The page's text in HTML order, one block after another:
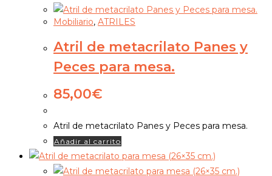
Mobiliario, ATRILES
Atril de metacrilato Panes y
Peces para mesa.
85,00€
Atril de metacrilato Panes y Peces para mesa.
Añadir al carrito